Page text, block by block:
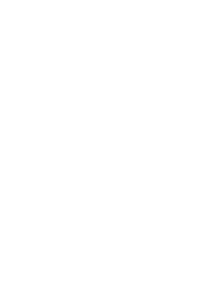
ะกับรูปหน้าแบบไหน